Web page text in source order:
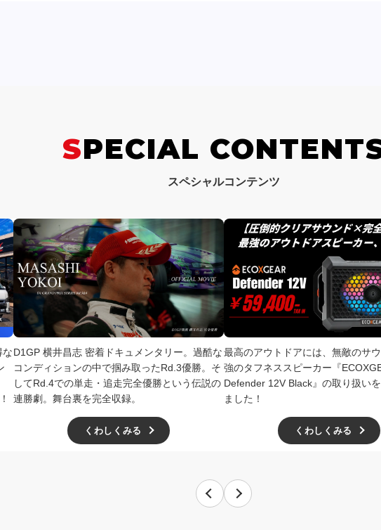
SPECIAL
スペシャルコンテンツ
なD1GP 横井昌志 密着ドキュメンタリー。過酷な
コンディションの中で掴み取ったRd.3優勝。そ
してRd.4での単走・追走完全優勝という伝説の
連勝劇。舞台裏を完全収録。
くわしくみる
最高のアウトドアには、無敵のサ
強のタフネススピーカー『
Defender 12V Black』の取り扱い
ました！
くわしくみる